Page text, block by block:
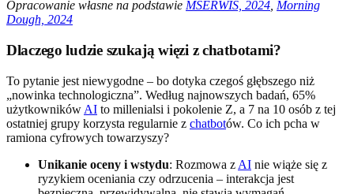
Opracowanie własne na podstawie MSERWIS, 2024 Morning
Dough, 2024
Dlaczego ludzie szukają więzi z chatbotami?
To pytanie jest niewygodne – bo dotyka czegoś głębszego niż
„nowinka technologiczna”. Według najnowszych badań, 65%
użytkowników AI to millenialsi i pokolenie Z, a 7 na 10 osób z tej
ostatniej grupy korzysta regularnie z chatbotów. Co ich pcha w
ramiona cyfrowych towarzyszy?
Unikanie oceny i wstydu: Rozmowa z AI nie wiąże się z
ryzykiem oceniania czy odrzucenia – interakcja jest